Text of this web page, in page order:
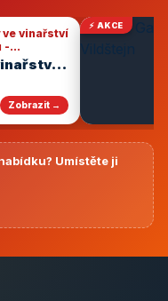
vinařství
-
Zobrazit →
⚡ AKCE
Umístěte ji